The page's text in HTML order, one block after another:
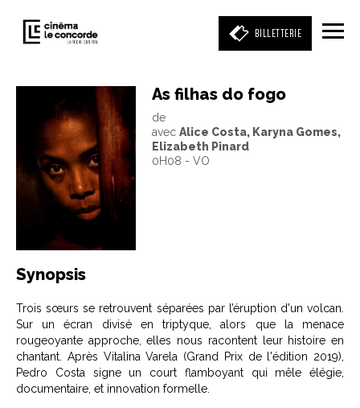
BILLETTERIE
Entrez votre mot clé
(film, réalisateur, acteur, événement)
As filhas do fogo
de
avec Alice Costa, Karyna Gomes,
Elizabeth Pinard
0H08 - VO
Synopsis
Trois sœurs se retrouvent séparées par l’éruption d'un volcan.
Sur un écran divisé en triptyque, alors que la menace
rougeoyante approche, elles nous racontent leur histoire en
chantant. Après Vitalina Varela (Grand Prix de l'édition 2019),
Pedro Costa signe un court flamboyant qui mêle élégie,
documentaire, et innovation formelle.